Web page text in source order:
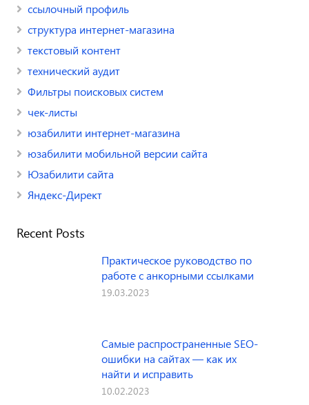
ссылочный профиль
структура интернет-магазина
текстовый контент
технический аудит
Фильтры поисковых систем
чек-листы
юзабилити интернет-магазина
юзабилити мобильной версии сайта
Юзабилити сайта
Яндекс-Директ
Recent Posts
Практическое руководство по
работе с анкорными ссылками
19.03.2023
Самые распространенные SEO-
ошибки на сайтах — как их
найти и исправить
10.02.2023